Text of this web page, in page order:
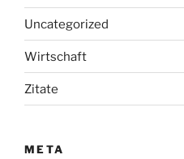
Uncategorized
Wirtschaft
Zitate
META